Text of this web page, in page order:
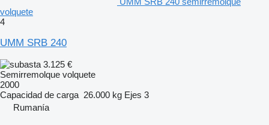
volquete
4
UMM SRB 240
3.125 €
Semirremolque volquete
2000
Capacidad de carga 26.000 kg Ejes 3
Rumanía